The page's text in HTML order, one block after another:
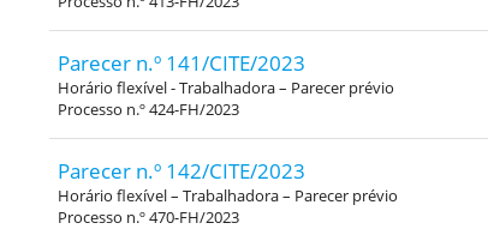
Parecer n.º 141/CITE/2023
Horário flexível - Trabalhadora – Parecer prévio
Processo n.º 424-FH/2023
Parecer n.º 142/CITE/2023
Horário flexível – Trabalhadora – Parecer prévio
Processo n.º 470-FH/2023